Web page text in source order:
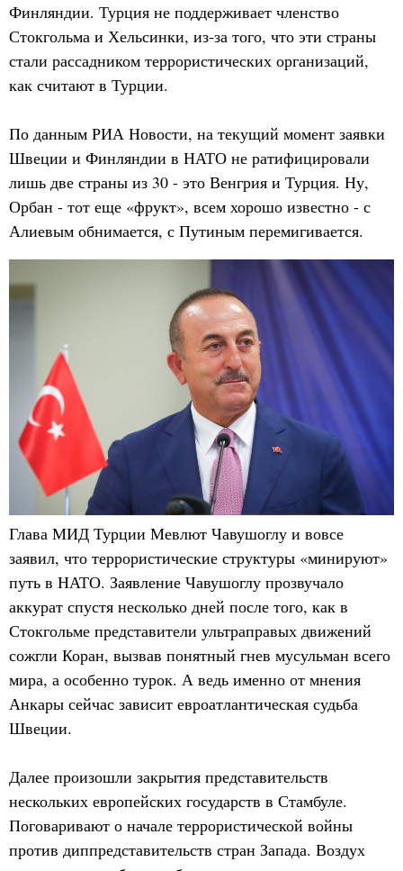
Финляндии. Турция не поддерживает членство
Стокгольма и Хельсинки, из-за того, что эти страны
стали рассадником террористических организаций,
как считают в Турции.
По данным РИА Новости, на текущий момент заявки
Швеции и Финляндии в НАТО не ратифицировали
лишь две страны из 30 - это Венгрия и Турция. Ну,
Орбан - тот еще «фрукт», всем хорошо известно - с
Алиевым обнимается, с Путиным перемигивается.
Глава МИД Турции Мевлют Чавушоглу и вовсе
заявил, что террористические структуры «минируют»
путь в НАТО. Заявление Чавушоглу прозвучало
аккурат спустя несколько дней после того, как в
Стокгольме представители ультраправых движений
сожгли Коран, вызвав понятный гнев мусульман всего
мира, а особенно турок. А ведь именно от мнения
Анкары сейчас зависит евроатлантическая судьба
Швеции.
Далее произошли закрытия представительств
нескольких европейских государств в Стамбуле.
Поговаривают о начале террористической войны
против диппредставительств стран Запада. Воздух